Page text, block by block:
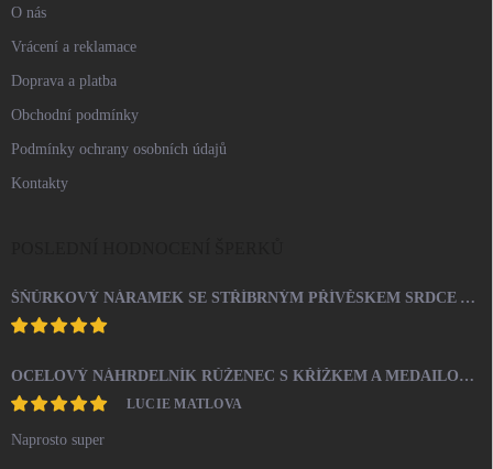
O nás
Vrácení a reklamace
Doprava a platba
Obchodní podmínky
Podmínky ochrany osobních údajů
Kontakty
ŠŇŮRKOVÝ NÁRAMEK SE STŘÍBRNÝM PŘÍVĚSKEM SRDCE A KRYSTALY SWAROVSKI CRYSTAL (STŘÍBRO 925/1000)
OCELOVÝ NÁHRDELNÍK RŮŽENEC S KŘÍŽKEM A MEDAILONEM
LUCIE MATLOVA
Naprosto super